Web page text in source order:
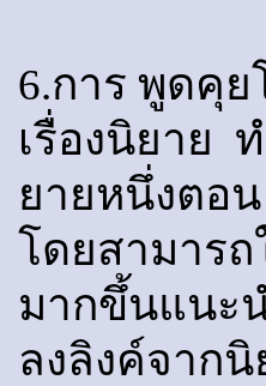
6.การ พูดคุ
เรื่องนิยาย
ยายหนึ่งตอ
โดยสามาร
มากขึ้นแนะ
ลงลิงค์จาก